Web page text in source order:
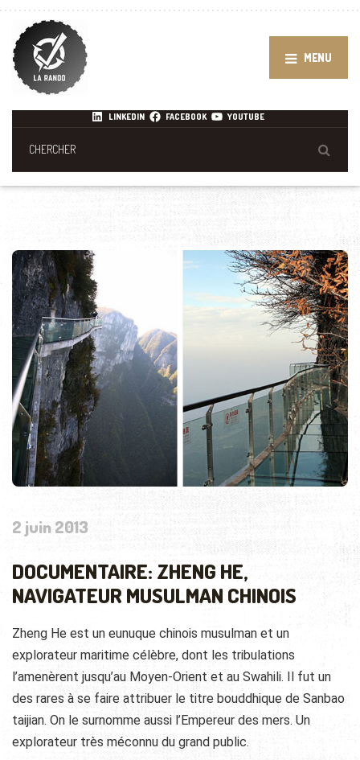
MENU
LINKEDIN FACEBOOK YOUTUBE
2 juin 2013
DOCUMENTAIRE: ZHENG HE,
NAVIGATEUR MUSULMAN CHINOIS
Zheng He est un eunuque chinois musulman et un
explorateur maritime célèbre, dont les tribulations
l’amenèrent jusqu’au Moyen-Orient et au Swahili. Il fut un
des rares à se faire attribuer le titre bouddhique de Sanbao
taijian. On le surnomme aussi l’Empereur des mers. Un
explorateur très méconnu du grand public.